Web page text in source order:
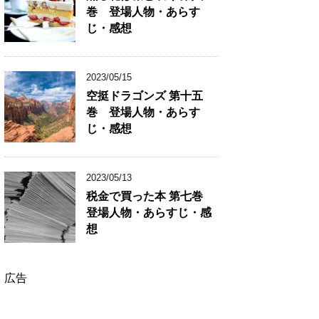
巻 登場人物・あらす
じ・感想
2023/05/15
空挺ドラゴンズ 第十五
巻 登場人物・あらす
じ・感想
2023/05/13
税金で買った本 第七巻
登場人物・あらすじ・感
想
広告